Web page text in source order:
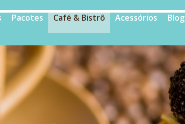
Pacotes Café & Bistrô Acessórios Blog